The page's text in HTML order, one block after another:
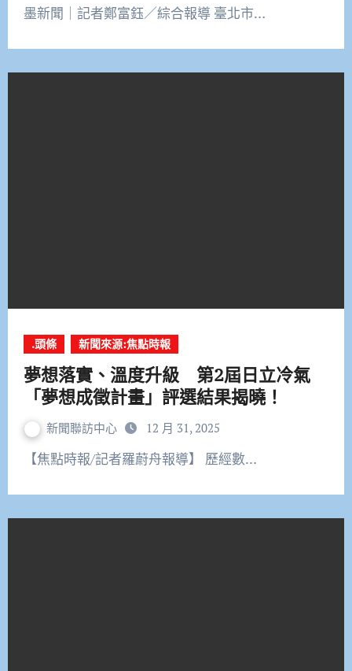
墨新聞｜記者鄭富鈺／綜合報導 臺北市…
.頭條 新聞來源:焦點時報
夢想落實、溫度升級 第2屆日立冷氣
「夢想成徵計畫」評選結果揭曉！
新聞聯訪中心 12 月 31, 2025
【焦點時報/記者羅蔚舟報導】 歷經數…